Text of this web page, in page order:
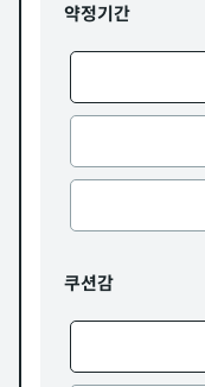
약정기간
쿠션감